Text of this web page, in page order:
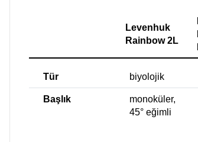
Levenhuk
Rainbow 2L
Tür biyolojik
Başlık
monoküler,
45° eğimli